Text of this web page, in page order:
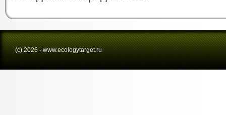
(с) 2026 - www.ecologytarget.ru